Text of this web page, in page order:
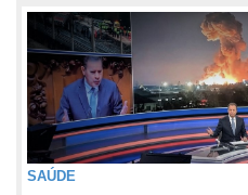
SAÚDE